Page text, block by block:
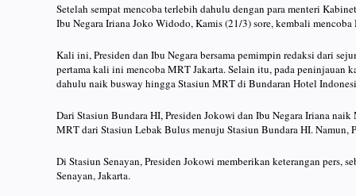
Setelah sempat mencoba terlebih dahulu dengan para menteri
Ibu Negara Iriana Joko Widodo, Kamis (21/3) sore, kembali
Kali ini, Presiden dan Ibu Negara bersama pemimpin redaksi dari
pertama kali ini mencoba MRT Jakarta. Selain itu, pada peninjauan
dahulu naik busway hingga Stasiun MRT di Bundaran Hotel
Dari Stasiun Bundara HI, Presiden Jokowi dan Ibu Negara Iriana
MRT dari Stasiun Lebak Bulus menuju Stasiun Bundara HI. Namun,
Di Stasiun Senayan, Presiden Jokowi memberikan keterangan pers,
Senayan, Jakarta.